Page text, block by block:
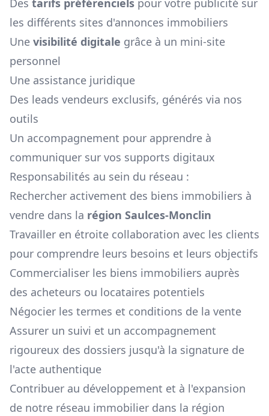
Des tarifs préférenciels pour votre publicité sur
les différents sites d'annonces immobiliers
Une visibilité digitale grâce à un mini-site
personnel
Une assistance juridique
Des leads vendeurs exclusifs, générés via nos
outils
Un accompagnement pour apprendre à
communiquer sur vos supports digitaux
Responsabilités au sein du réseau :
Rechercher activement des biens immobiliers à
vendre dans la région Saulces-Monclin
Travailler en étroite collaboration avec les clients
pour comprendre leurs besoins et leurs objectifs
Commercialiser les biens immobiliers auprès
des acheteurs ou locataires potentiels
Négocier les termes et conditions de la vente
Assurer un suivi et un accompagnement
rigoureux des dossiers jusqu'à la signature de
l'acte authentique
Contribuer au développement et à l'expansion
de notre réseau immobilier dans la région